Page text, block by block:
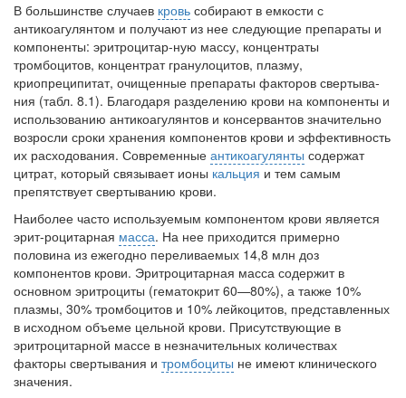
заключается в
нахождении одного из
родителей в
больничной палате
бесплатно, в течении всего срока лечения...
В большинстве случаев кровь собирают в емкости с
антикоагулянтом и получают из нее следующие препараты и
компоненты: эритроцитар-ную массу, концентраты
тромбоцитов, концентрат гранулоцитов, плазму,
криопреципитат, очищенные препараты факторов свертыва­
ния (табл. 8.1). Благодаря разделению крови на компоненты и
исполь­зованию антикоагулянтов и консервантов значительно
возросли сроки хранения компонентов крови и эффективность
их расходования. Со­временные антикоагулянты содержат
цитрат, который связывает ионы кальция и тем самым
препятствует свертыванию крови.
Наиболее часто используемым компонентом крови является
эрит-роцитарная масса. На нее приходится примерно
половина из ежегодно переливаемых 14,8 млн доз
компонентов крови. Эритроцитарная масса содержит в
основном эритроциты (гематокрит 60—80%), а также 10%
плазмы, 30% тромбоцитов и 10% лейкоцитов, представленных
в исход­ном объеме цельной крови. Присутствующие в
эритроцитарной массе в незначительных количествах
факторы свертывания и тромбоциты не имеют клинического
значения.